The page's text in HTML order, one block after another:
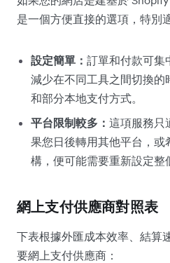
是一個方便直接的選項，特別
設定簡單： 訂單和付款可集
減少在不同工具之間切換
和部分本地支付方式。
平台限制較多： 這項服務只
果您日後轉用其他平台，或
構，便可能需要重新設定整
網上支付供應商對照表
下表根據外匯成本效率、結算
要網上支付供應商：